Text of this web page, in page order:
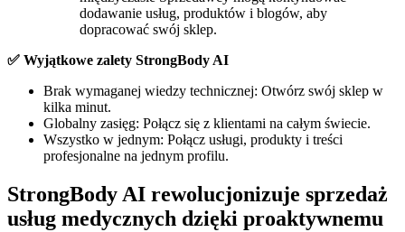
dodawanie usług, produktów i blogów, aby
dopracować swój sklep.
✅ Wyjątkowe zalety StrongBody AI
Brak wymaganej wiedzy technicznej: Otwórz swój sklep w
kilka minut.
Globalny zasięg: Połącz się z klientami na całym świecie.
Wszystko w jednym: Połącz usługi, produkty i treści
profesjonalne na jednym profilu.
StrongBody AI rewolucjonizuje sprzedaż
usług medycznych dzięki proaktywnemu